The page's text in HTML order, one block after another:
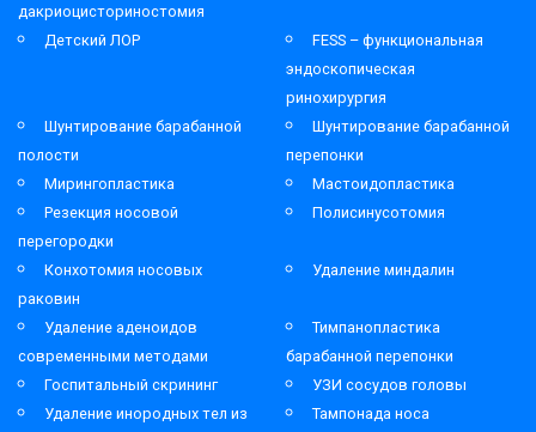
дакриоцисториностомия
Детский ЛОР
FESS – функциональная
эндоскопическая
ринохирургия
Шунтирование барабанной
полости
Шунтирование барабанной
перепонки
Мирингопластика
Мастоидопластика
Резекция носовой
перегородки
Полисинусотомия
Конхотомия носовых
раковин
Удаление миндалин
Удаление аденоидов
современными методами
Тимпанопластика
барабанной перепонки
Госпитальный скрининг
УЗИ сосудов головы
Удаление инородных тел из
Тампонада носа